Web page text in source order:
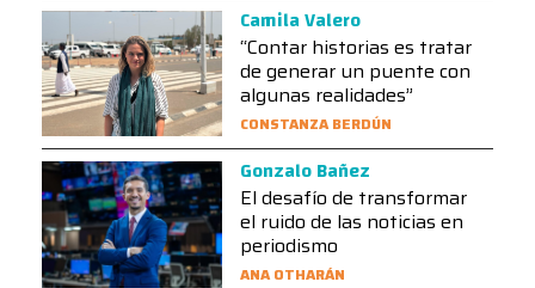
Camila Valero
“Contar historias es tratar
de generar un puente con
algunas realidades”
CONSTANZA BERDÚN
Gonzalo Bañez
El desafío de transformar
el ruido de las noticias en
periodismo
ANA OTHARÁN